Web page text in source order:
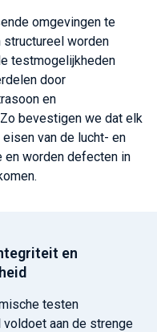
omgevingen te
structureel worden
testmogelijkheden
door
en
bevestigen we dat elk
van de lucht- en
worden defecten in
en
testen
aan de strenge